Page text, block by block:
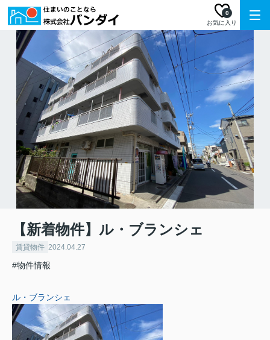
お気に入り
0
【新着物件】ル・ブランシェ
賃貸物件 2024.04.27
#物件情報
ル・ブランシェ